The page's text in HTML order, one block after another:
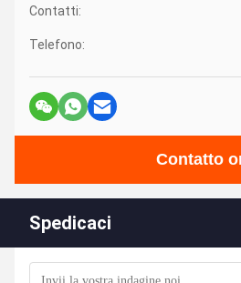
Contatti:
Telefono:
Contatto
Spedicaci